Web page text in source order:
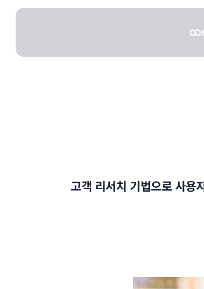
건너뛰기
PORTFOLIO
고객 리서치 기법으로 사용